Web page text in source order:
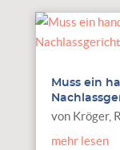
Muss ein
von Kröger,
mehr lesen